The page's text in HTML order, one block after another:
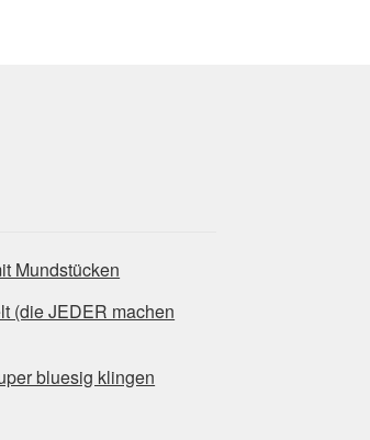
Mundstücken
(die JEDER machen
bluesig klingen